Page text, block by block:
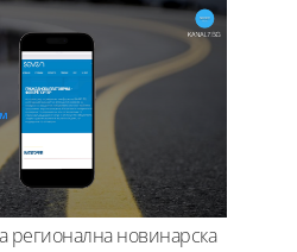
регионална новинарска